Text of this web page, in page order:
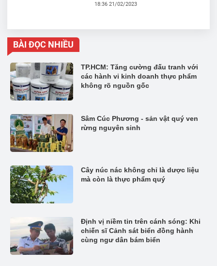
18:36 21/02/2023
BÀI ĐỌC NHIỀU
TP.HCM: Tăng cường đấu tranh với
các hành vi kinh doanh thực phẩm
không rõ nguồn gốc
Sâm Cúc Phương - sản vật quý ven
rừng nguyên sinh
Cây núc nác không chỉ là dược liệu
mà còn là thực phẩm quý
Định vị niềm tin trên cánh sóng: Khi
chiến sĩ Cảnh sát biển đồng hành
cùng ngư dân bám biển